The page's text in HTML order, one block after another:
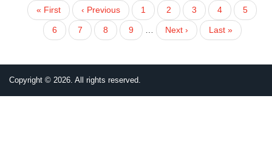
PAGINATION
First
page
« First
Previous
page
‹ Previous
頁
面
1
頁
面
2
目
前
頁
3
頁
面
4
頁
面
5
頁
面
6
頁
面
7
頁
面
8
頁
面
9
下
一
Next ›
Last
page
Last »
Copyright © 2026. All rights reserved.